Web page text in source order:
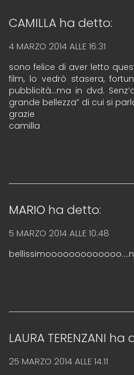
CAMILLA ha detto:
4 MARZO 2014 ALLE 16:31
sono felice di aver letto
film, lo vedrò stasera,
pubblicità…ma in dvd.
grande bellezza” di cui si
grazie
camilla
MARIO ha detto:
5 MARZO 2014 ALLE 10:48
LAURA TERENZANI ha
25 MARZO 2014 ALLE 14:11